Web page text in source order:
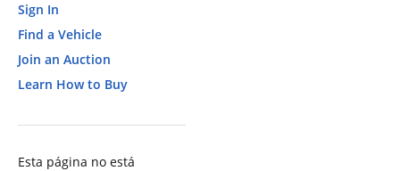
Sign In
Find a Vehicle
Join an Auction
Learn How to Buy
Esta página no está